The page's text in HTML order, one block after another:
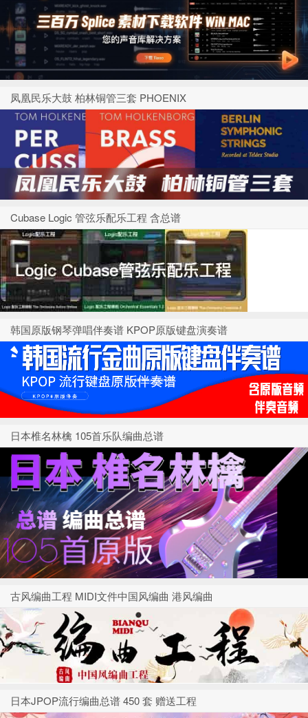
凤凰民乐大鼓 柏林铜管三套 PHOENIX
Cubase Logic 管弦乐配乐工程 含总谱
韩国原版钢琴弹唱伴奏谱 KPOP原版键盘演奏谱
日本椎名林檎 105首乐队编曲总谱
古风编曲工程 MIDI文件中国风编曲 港风编曲
日本JPOP流行编曲总谱 450 套 赠送工程